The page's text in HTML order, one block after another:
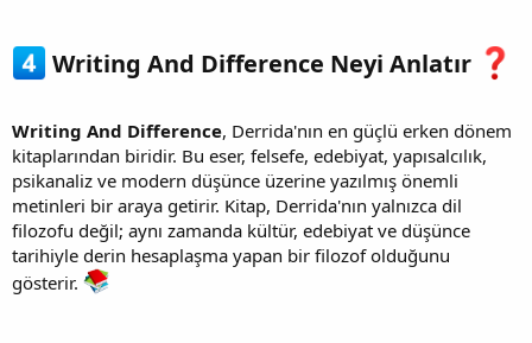
Writing And Difference Neyi Anlatır
Writing And Difference, Derrida'nın en güçlü erken dönem
kitaplarından biridir. Bu eser, felsefe, edebiyat, yapısalcılık,
psikanaliz ve modern düşünce üzerine yazılmış önemli
metinleri bir araya getirir. Kitap, Derrida'nın yalnızca dil
filozofu değil; aynı zamanda kültür, edebiyat ve düşünce
tarihiyle derin hesaplaşma yapan bir filozof olduğunu
gösterir.